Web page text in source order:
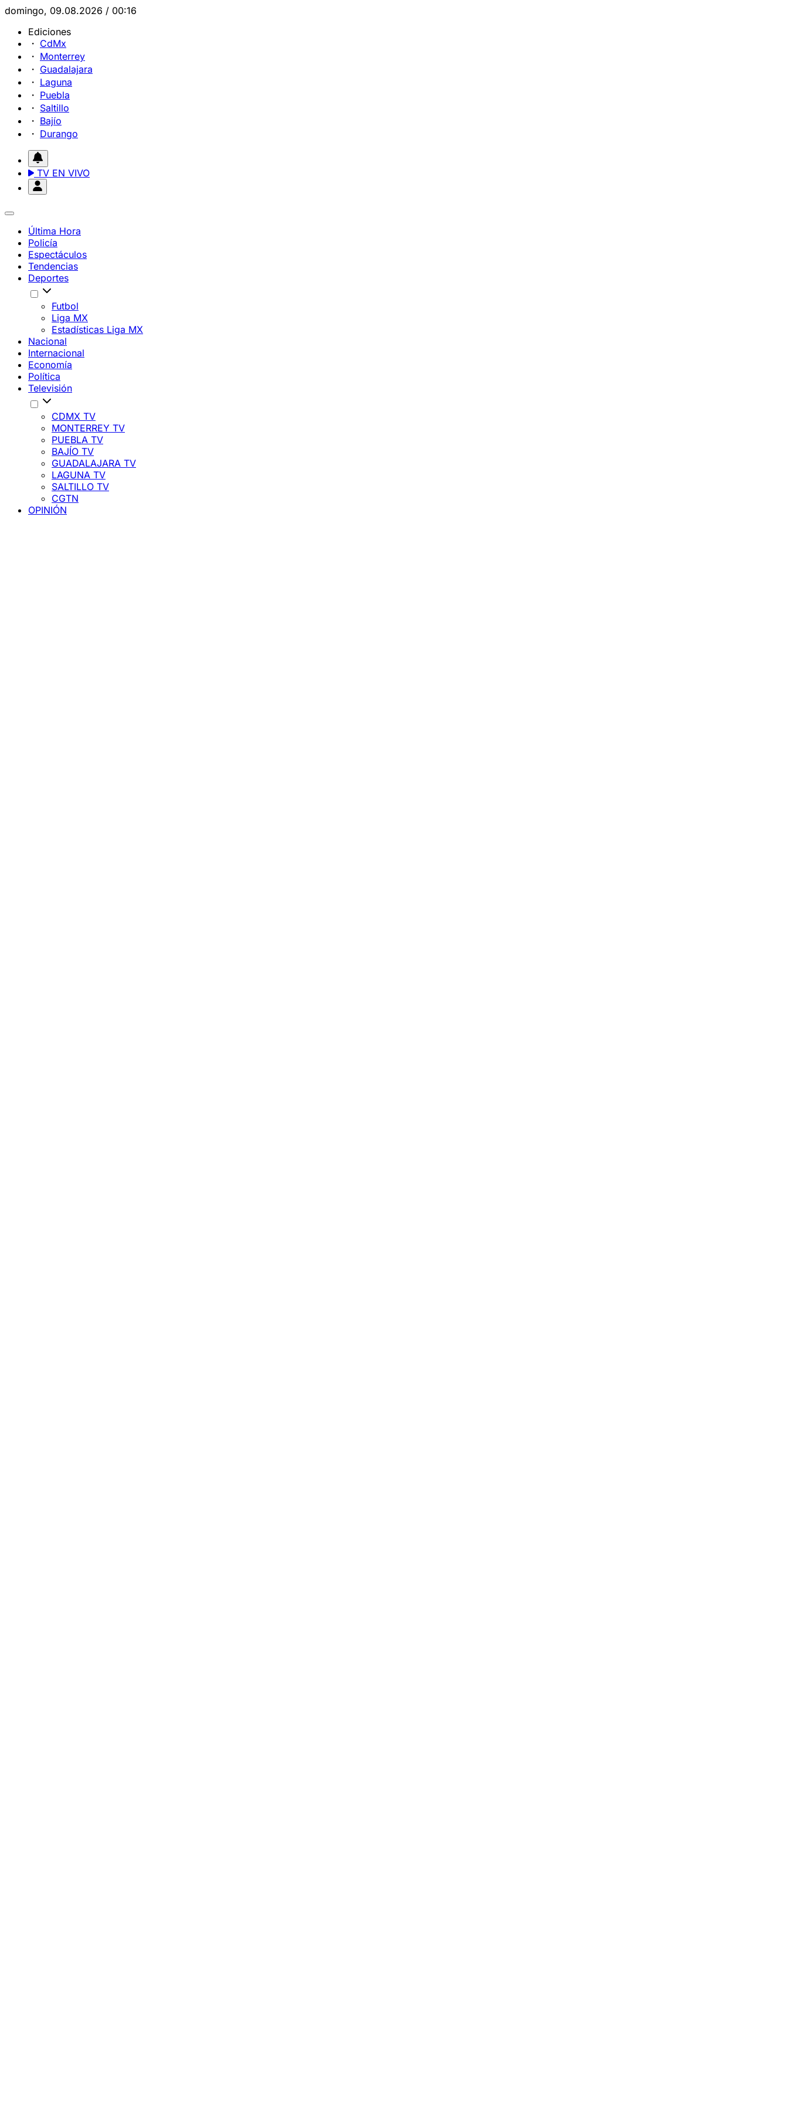
domingo, 09.08.2026 / 00:16
Ediciones
CdMx
Monterrey
Guadalajara
Laguna
Puebla
Saltillo
Bajío
Durango
TV EN VIVO
Última Hora
Policía
Espectáculos
Tendencias
Deportes
Futbol
Liga MX
Estadísticas Liga MX
Nacional
Internacional
Economía
Política
Televisión
CDMX TV
MONTERREY TV
PUEBLA TV
BAJÍO TV
GUADALAJARA TV
LAGUNA TV
SALTILLO TV
CGTN
OPINIÓN